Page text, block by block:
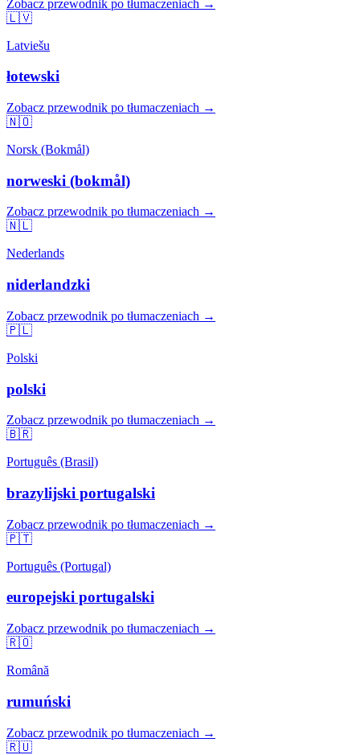
Zobacz przewodnik po tłumaczeniach →
🇱🇻
Latviešu
łotewski
Zobacz przewodnik po tłumaczeniach →
🇳🇴
Norsk (Bokmål)
norweski (bokmål)
Zobacz przewodnik po tłumaczeniach →
🇳🇱
Nederlands
niderlandzki
Zobacz przewodnik po tłumaczeniach →
🇵🇱
Polski
polski
Zobacz przewodnik po tłumaczeniach →
🇧🇷
Português (Brasil)
brazylijski portugalski
Zobacz przewodnik po tłumaczeniach →
🇵🇹
Português (Portugal)
europejski portugalski
Zobacz przewodnik po tłumaczeniach →
🇷🇴
Română
rumuński
Zobacz przewodnik po tłumaczeniach →
🇷🇺